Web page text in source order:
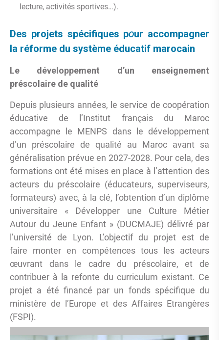
lecture, activités sportives…).
Des projets spécifiques pour accompagner
la réforme du système éducatif marocain
Le développement d’un enseignement
préscolaire de qualité
Depuis plusieurs années, le service de coopération
éducative de l’Institut français du Maroc
accompagne le MENPS dans le développement
d’un préscolaire de qualité au Maroc avant sa
généralisation prévue en 2027-2028. Pour cela, des
formations ont été mises en place à l’attention des
acteurs du préscolaire (éducateurs, superviseurs,
formateurs) avec, à la clé, l’obtention d’un diplôme
universitaire « Développer une Culture Métier
Autour du Jeune Enfant » (DUCMAJE) délivré par
l’université de Lyon. L’objectif du projet est de
faire monter en compétences tous les acteurs
œuvrant dans le cadre du préscolaire, et de
contribuer à la refonte du curriculum existant. Ce
projet a été financé par un fonds spécifique du
ministère de l’Europe et des Affaires Etrangères
(FSPI).